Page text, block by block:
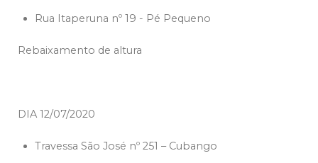
Rua Itaperuna nº 19 - Pé Pequeno
Rebaixamento de altura
DIA 12/07/2020
Travessa São José nº 251 – Cubango